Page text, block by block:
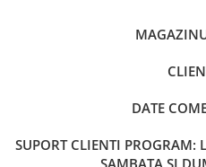
DATE
SUPORT CLIENTI PROGRAM:
SAMBATA SI